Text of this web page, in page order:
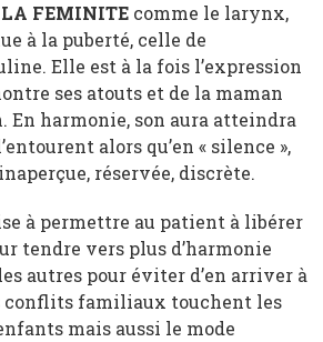
LA FEMINITE comme le larynx,
à la puberté, celle de
Elle est à la fois l’expression
ses atouts et de la maman
En harmonie, son aura atteindra
alors qu’en « silence »,
réservée, discrète.
à permettre au patient à libérer
tendre vers plus d’harmonie
autres pour éviter d’en arriver à
conflits familiaux touchent les
mais aussi le mode